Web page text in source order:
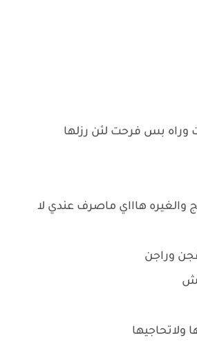
بس فرحت لئن رزلها
والغيره هاااي ماصرف عندي لا
وراجن
ولاتحاجيها